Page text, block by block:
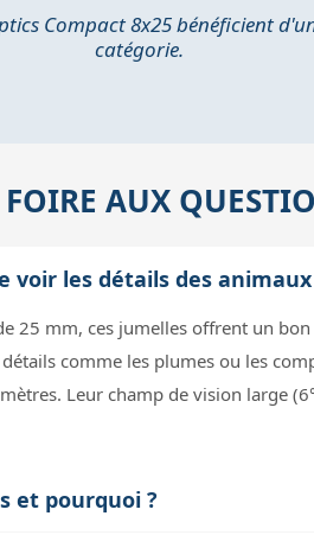
Compact 8x25 bénéficient
catégorie.
FOIRE AUX
voir les détails des
25 mm, ces jumelles offrent un
comme les plumes ou les
Leur champ de vision large
et pourquoi ?